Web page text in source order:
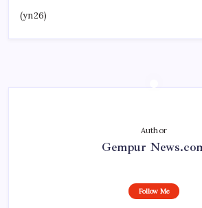
(yn26)
Author
Gempur
Follow Me